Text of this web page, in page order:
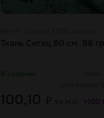
В наличии